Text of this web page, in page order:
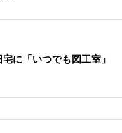
に「いつでも図工室」